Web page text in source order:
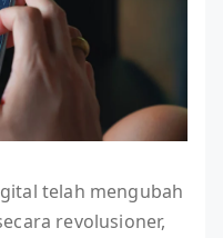
telah mengubah
revolusioner,